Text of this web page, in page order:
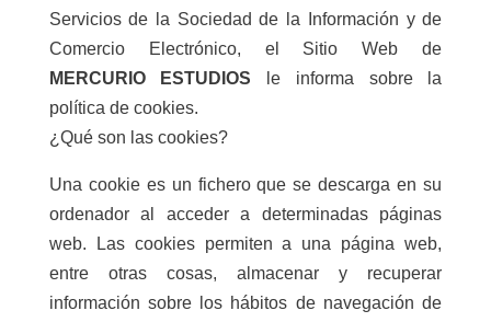
Servicios de la Sociedad de la Información y de
Comercio Electrónico, el Sitio Web de
MERCURIO ESTUDIOS le informa sobre la
política de cookies.
¿Qué son las cookies?
Una cookie es un fichero que se descarga en su
ordenador al acceder a determinadas páginas
web. Las cookies permiten a una página web,
entre otras cosas, almacenar y recuperar
información sobre los hábitos de navegación de